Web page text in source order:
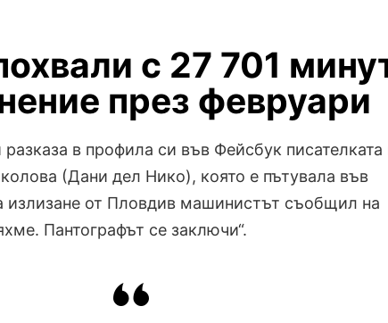
с 27 701
през февруари
в профила си във Фейсбук писателката
(Дани дел Нико), която е пътувала във
излизане от Пловдив машинистът съобщил на
Пантографът се заключи“.